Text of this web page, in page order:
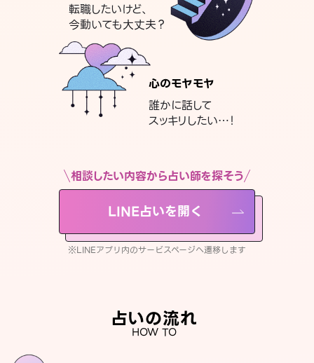
転職したいけど、
今動いても大丈夫？
心のモヤモヤ
誰かに話して
スッキリしたい…！
相談したい内容から占い師を探そう
LINE占いを開く
※LINEアプリ内のサービスページへ遷移します
占いの流れ
HOW TO